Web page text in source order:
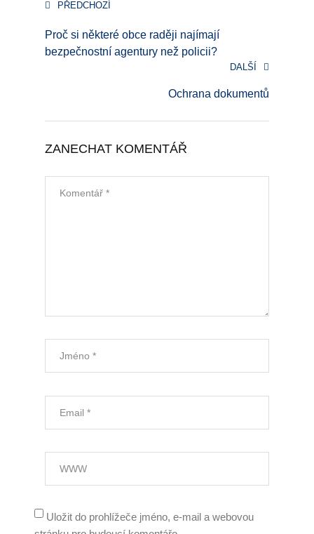
PŘEDCHOZÍ
Proč si některé obce raději najímají
bezpečnostní agentury než policii?
DALŠÍ
Ochrana dokumentů
ZANECHAT KOMENTÁŘ
Uložit do prohlížeče jméno, e-mail a webovou